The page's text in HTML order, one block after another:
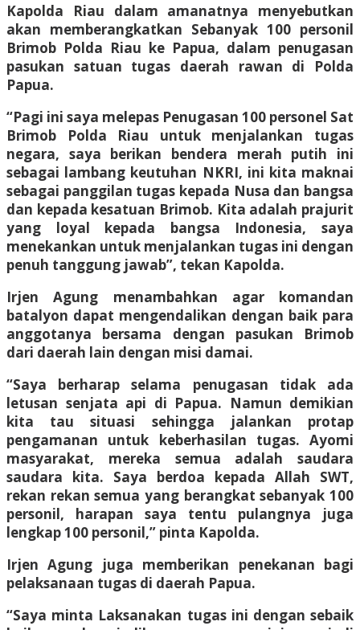
Kapolda Riau dalam amanatnya menyebutkan
akan memberangkatkan Sebanyak 100 personil
Brimob Polda Riau ke Papua, dalam penugasan
pasukan satuan tugas daerah rawan di Polda
Papua.
“Pagi ini saya melepas Penugasan 100 personel Sat
Brimob Polda Riau untuk menjalankan tugas
negara, saya berikan bendera merah putih ini
sebagai lambang keutuhan NKRI, ini kita maknai
sebagai panggilan tugas kepada Nusa dan bangsa
dan kepada kesatuan Brimob. Kita adalah prajurit
yang loyal kepada bangsa Indonesia, saya
menekankan untuk menjalankan tugas ini dengan
penuh tanggung jawab”, tekan Kapolda.
Irjen Agung menambahkan agar komandan
batalyon dapat mengendalikan dengan baik para
anggotanya bersama dengan pasukan Brimob
dari daerah lain dengan misi damai.
“Saya berharap selama penugasan tidak ada
letusan senjata api di Papua. Namun demikian
kita tau situasi sehingga jalankan protap
pengamanan untuk keberhasilan tugas. Ayomi
masyarakat, mereka semua adalah saudara
saudara kita. Saya berdoa kepada Allah SWT,
rekan rekan semua yang berangkat sebanyak 100
personil, harapan saya tentu pulangnya juga
lengkap 100 personil,” pinta Kapolda.
Irjen Agung juga memberikan penekanan bagi
pelaksanaan tugas di daerah Papua.
“Saya minta Laksanakan tugas ini dengan sebaik